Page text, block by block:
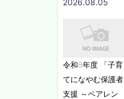
令和8年度 「子育
てになやむ保護者
支援 ～ペアレン